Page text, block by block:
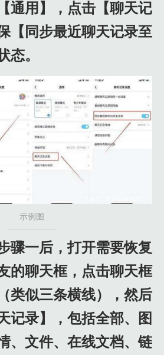
通用】，点击【聊天记
【同步最近聊天记录至
态。
示例图
骤一后，打开需要恢复
的聊天框，点击聊天框
类似三条横线），然后
记录】，包括全部、图
、文件、在线文档、链